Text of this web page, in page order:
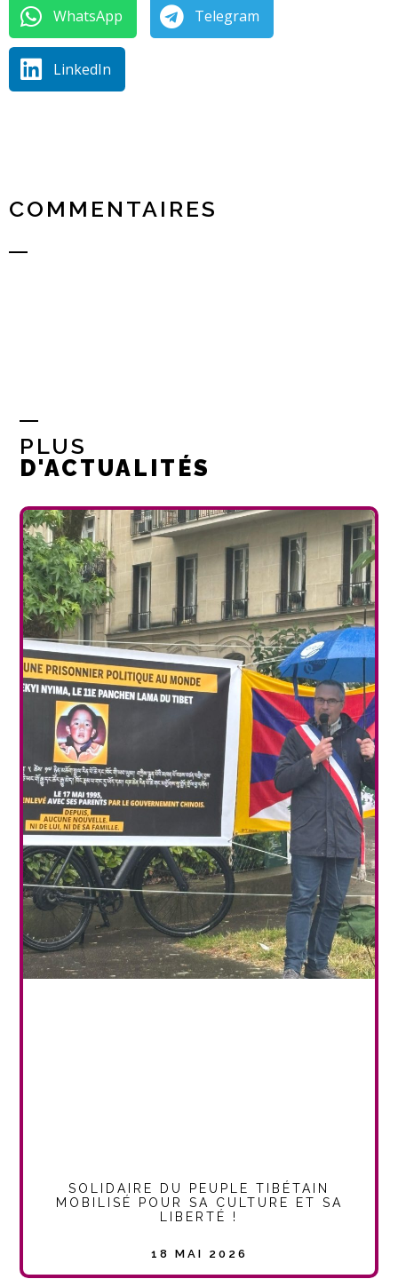
WhatsApp Telegram
LinkedIn
COMMENTAIRES
PLUS
D'ACTUALITÉS
SOLIDAIRE DU PEUPLE TIBÉTAIN
MOBILISÉ POUR SA CULTURE ET SA
LIBERTÉ !
18 MAI 2026